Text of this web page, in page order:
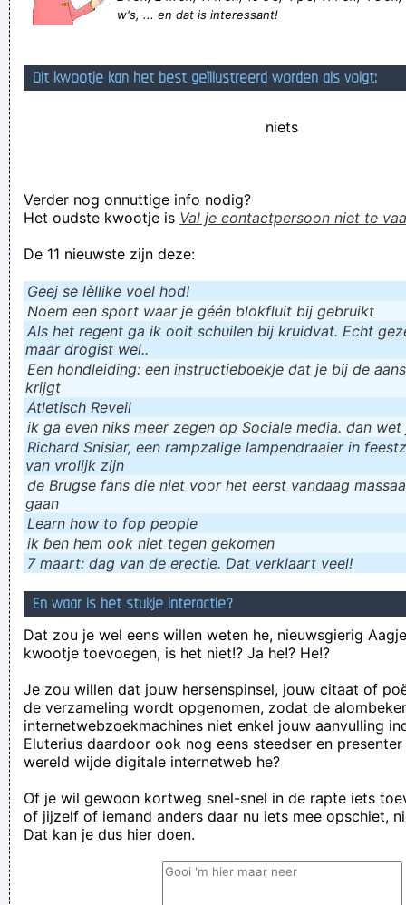
w's, ... en dat is interessant!
Dit kwootje kan het best geïllustreerd worden als volgt:
niets
Verder nog onnuttige info nodig?
Het oudste kwootje is Val je contactpersoon niet te
De 11 nieuwste zijn deze:
Geej se lèllike voel hod!
Noem een sport waar je géén blokfluit bij gebruikt
Als het regent ga ik ooit schuilen bij kruidvat. Echt
maar drogist wel..
Een hondleiding: een instructieboekje dat je bij de
krijgt
Atletisch Reveil
ik ga even niks meer zegen op Sociale media. dan
Richard Snisiar, een rampzalige lampendraaier in
van vrolijk zijn
de Brugse fans die niet voor het eerst vandaag
gaan
Learn how to fop people
ik ɓen hem ook niet tegen gekomen
7 maart: dag van de erectie. Dat verklaart veel!
En waar is het stukje interactie?
Dat zou je wel eens willen weten he, nieuwsgierig
kwootje toevoegen, is het niet!? Ja he!? He!?
Je zou willen dat jouw hersenspinsel, jouw citaat of
de verzameling wordt opgenomen, zodat de
internetwebzoekmachines niet enkel jouw aanvulling
Eluterius daardoor ook nog eens steedser en
wereld wijde digitale internetweb he?
Of je wil gewoon kortweg snel-snel in de rapte iets
of jijzelf of iemand anders daar nu iets mee opschiet,
Dat kan je dus hier doen.